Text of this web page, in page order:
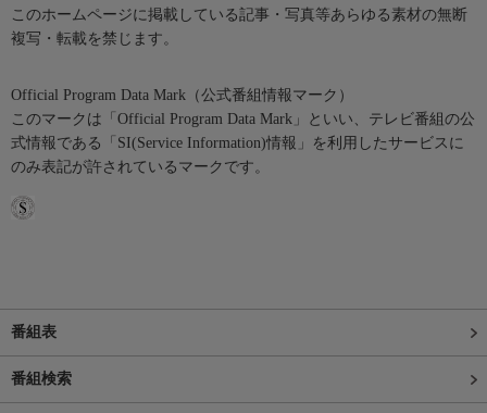
このホームページに掲載している記事・写真等あらゆる素材の無断
複写・転載を禁じます。
Official Program Data Mark（公式番組情報マーク）
このマークは「Official Program Data Mark」といい、テレビ番組の公
式情報である「SI(Service Information)情報」を利用したサービスに
のみ表記が許されているマークです。
番組表
番組検索